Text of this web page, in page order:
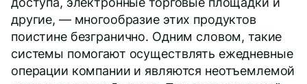
другие, — многообразие этих продуктов
поистине безгранично. Одним словом, такие
системы помогают осуществлять ежедневные
операции компании и являются неотъемлемой